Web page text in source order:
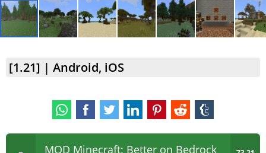
[1.21] | Android, iOS
MOD Minecraft: Better on Bedrock